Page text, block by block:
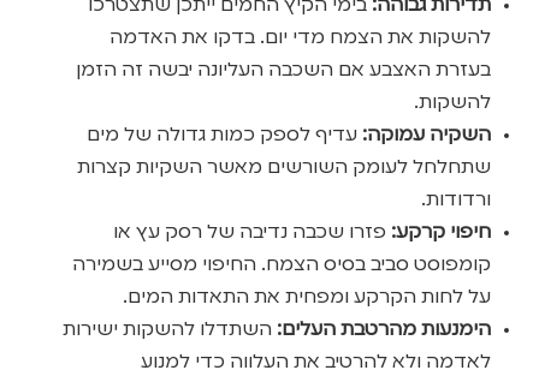
תדירות גבוהה: בימי הקיץ החמים ייתכן שתצטרכו
להשקות את הצמח מדי יום. בדקו את האדמה
בעזרת האצבע אם השכבה העליונה יבשה זה הזמן
להשקות.
השקיה עמוקה: עדיף לספק כמות גדולה של מים
שתחלחל לעומק השורשים מאשר השקיות קצרות
ורדודות.
חיפוי קרקע: פזרו שכבה נדיבה של רסק עץ או
קומפוסט סביב בסיס הצמח. החיפוי מסייע בשמירה
על לחות הקרקע ומפחית את התאדות המים.
הימנעות מהרטבת העלים: השתדלו להשקות ישירות
לאדמה ולא להרטיב את העלווה כדי למנוע